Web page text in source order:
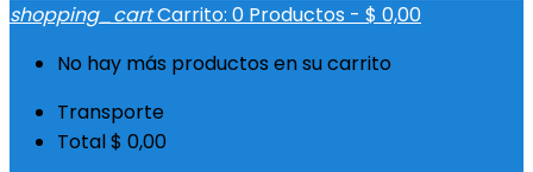
shopping_cartCarrito: 0 Productos - $ 0,00
No hay más productos en su carrito
Transporte
Total$ 0,00